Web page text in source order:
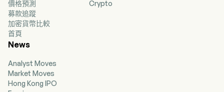
價格預測
募款追蹤
加密貨幣比較
首頁
Crypto
News
Analyst Moves
Market Moves
Hong Kong IPO